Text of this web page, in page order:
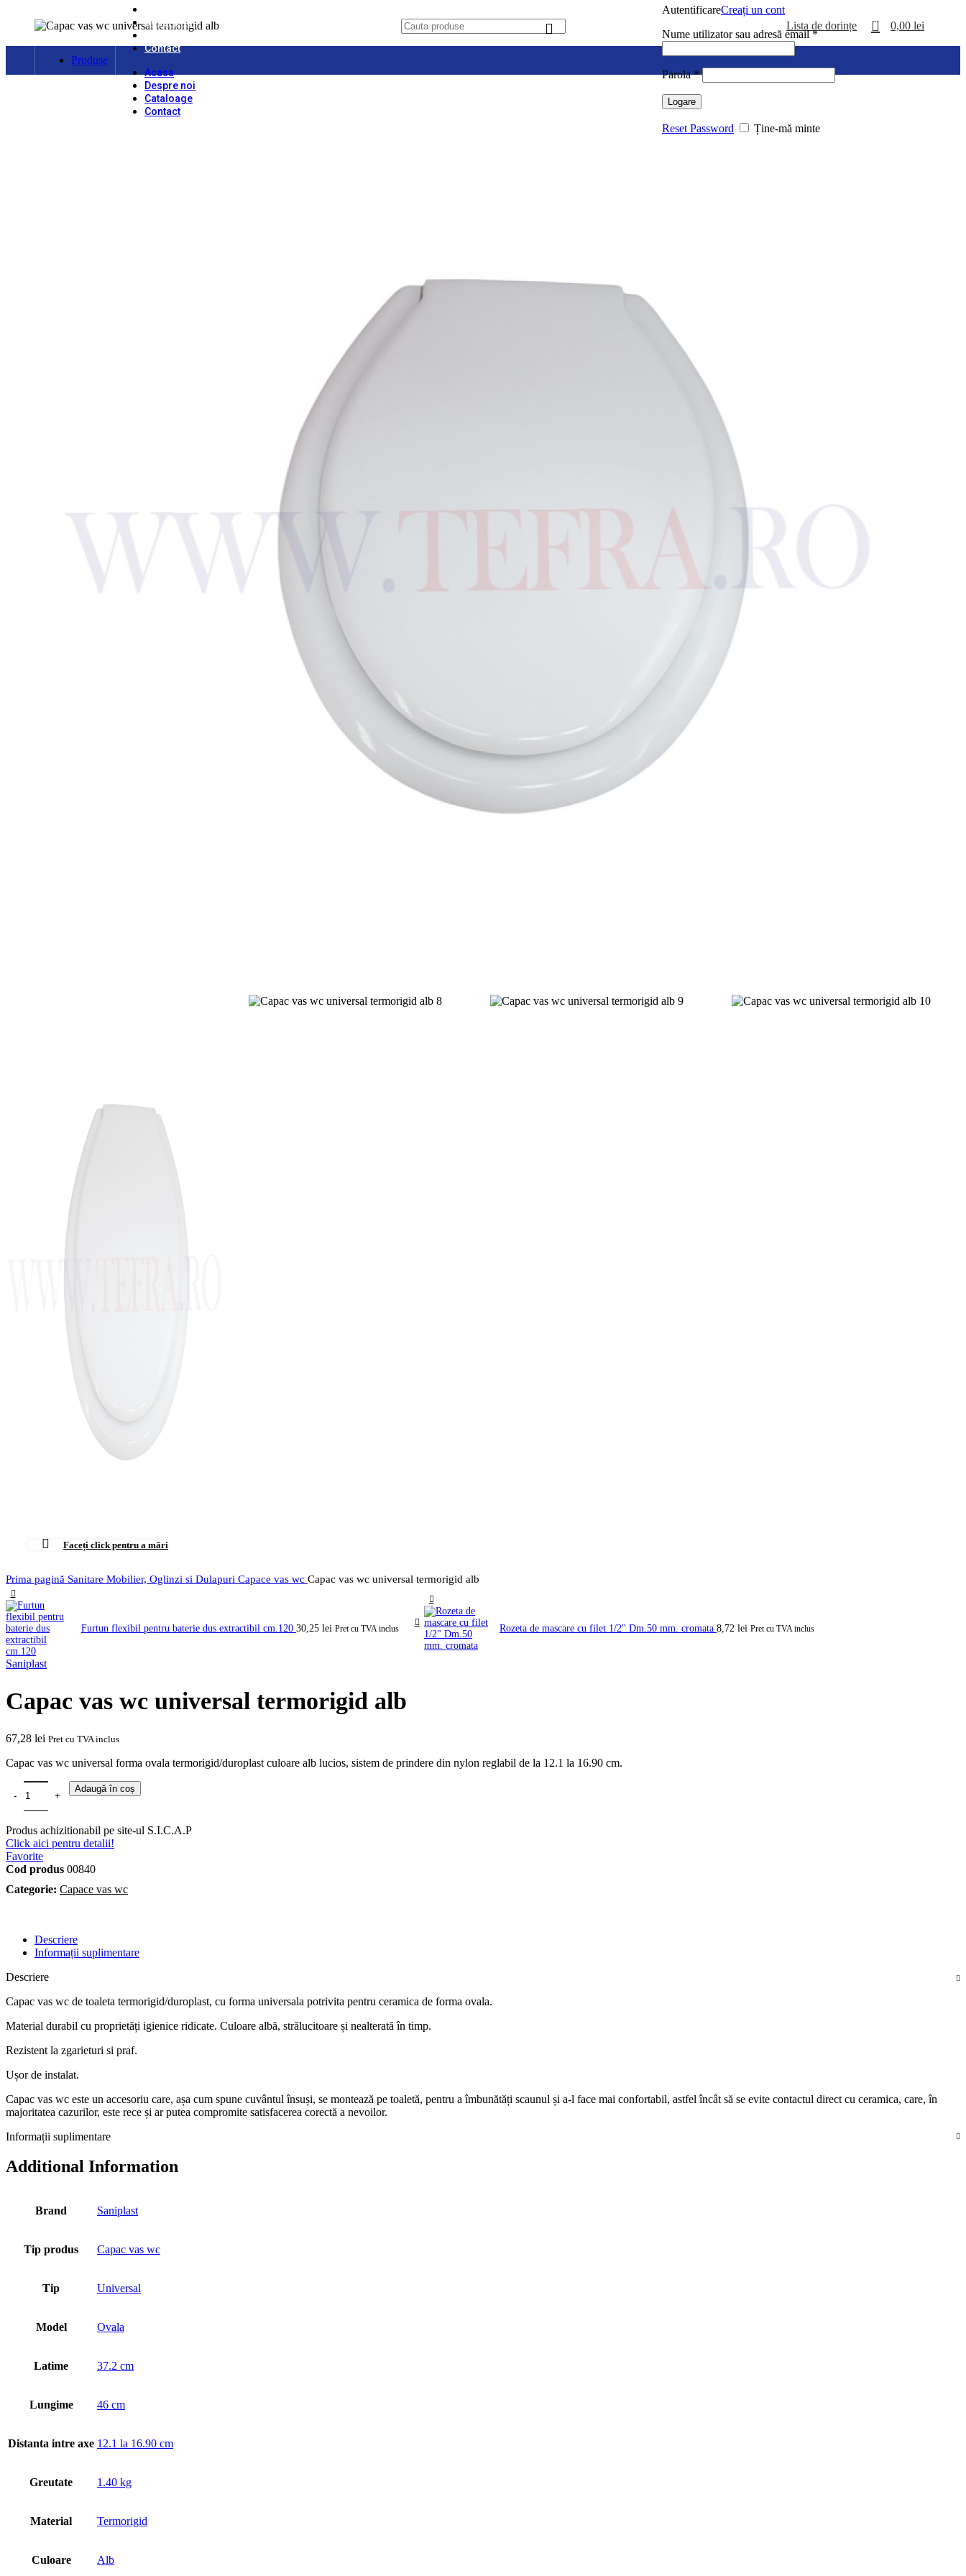
Lista de dorințe 0 0,00 lei
Produse
Despre noi
Cataloage
Contact
Acasa
Despre noi
Cataloage
Contact
AutentificareCreați un cont
Nume utilizator sau adresă email*
Parola*
Logare
Reset Password Ține-mă minte
Faceți click pentru a mări
Prima pagină Sanitare Mobilier, Oglinzi si Dulapuri Capace vas wc Capac vas wc universal termorigid alb
Furtun flexibil pentru baterie dus extractibil cm.120 30,25 lei Pret cu TVA inclus Rozeta de mascare cu filet 1/2" Dm.50 mm. cromata 8,72 lei Pret cu TVA inclus
Saniplast
Capac vas wc universal termorigid alb
67,28 lei Pret cu TVA inclus
Capac vas wc universal forma ovala termorigid/duroplast culoare alb lucios, sistem de prindere din nylon reglabil de la 12.1 la 16.90 cm.
Adaugă în coș
Produs achizitionabil pe site-ul S.I.C.A.P
Click aici pentru detalii!
Favorite
Cod produs 00840
Categorie: Capace vas wc
Descriere
Informații suplimentare
Descriere
Capac vas wc de toaleta termorigid/duroplast, cu forma universala potrivita pentru ceramica de forma ovala.
Material durabil cu proprietăți igienice ridicate. Culoare albă, strălucitoare și nealterată în timp.
Rezistent la zgarieturi si praf.
Ușor de instalat.
Capac vas wc este un accesoriu care, așa cum spune cuvântul însuși, se montează pe toaletă, pentru a îmbunătăți scaunul și a-l face mai confortabil, astfel încât să se evite contactul direct cu ceramica, care, în
majoritatea cazurilor, este rece și ar putea compromite satisfacerea corectă a nevoilor.
Informații suplimentare
Additional Information
Brand Saniplast
Tip produs Capac vas wc
Tip Universal
Model Ovala
Latime 37.2 cm
Lungime 46 cm
Distanta intre axe 12.1 la 16.90 cm
Greutate 1.40 kg
Material Termorigid
Culoare Alb